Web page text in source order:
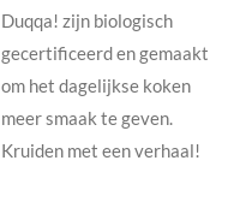
Duqqa! zijn biologisch
gecertificeerd en gemaakt
om het dagelijkse koken
meer smaak te geven.
Kruiden met een verhaal!